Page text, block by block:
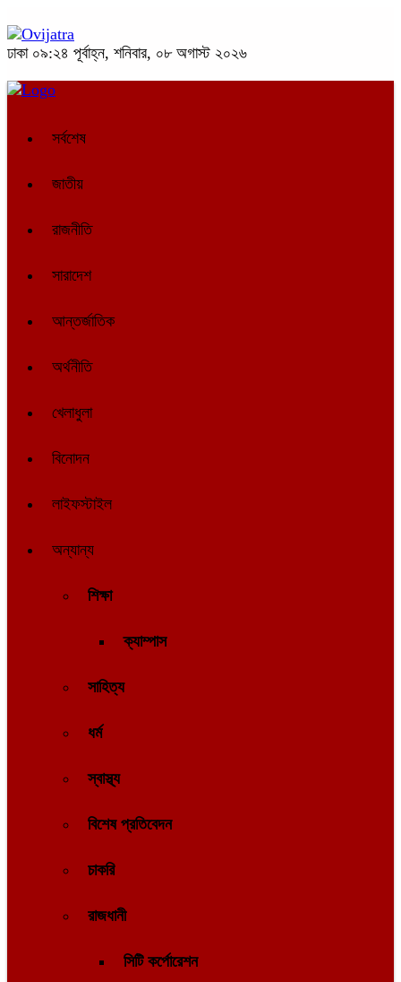
ঢাকা ০৯:২৪ পূর্বাহ্ন, শনিবার, ০৮ অগাস্ট ২০২৬
সর্বশেষ
জাতীয়
রাজনীতি
সারাদেশ
আন্তর্জাতিক
অর্থনীতি
খেলাধুলা
বিনোদন
লাইফস্টাইল
অন্যান্য
শিক্ষা
ক্যাম্পাস
সাহিত্য
ধর্ম
স্বাস্থ্য
বিশেষ প্রতিবেদন
চাকরি
রাজধানী
সিটি কর্পোরেশন